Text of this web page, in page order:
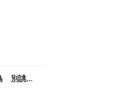
新政 貴醸酒 陽の鳥 別誂直汲